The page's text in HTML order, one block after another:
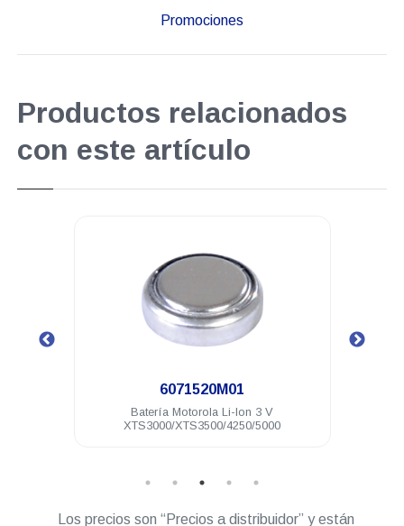
Promociones
Productos relacionados
con este artículo
6071520M01
Batería Motorola Li-Ion 3 V
XTS3000/XTS3500/4250/5000
Los precios son “Precios a distribuidor” y están